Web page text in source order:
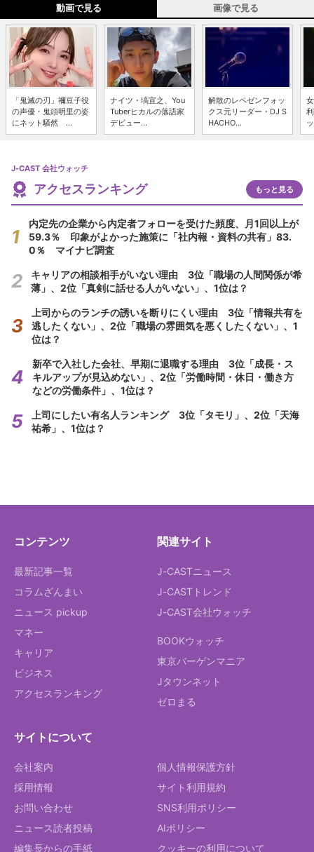
動画で見る 画像で見る
「鬼滅の刃」禰豆子役
の声優・鬼頭明里の姿
にネット騒然 ...
ナイツ・塙宣之、You
Tuberヒカルの落語家
デビュー...
解散のレペゼンフォッ
クス元リーダー・DJ S
HACHO...
J-CAST 会社ウォッチ
アクセスランキング もっと見る
内定先の企業から内定者フォローを受けた頻度、月1回以上が
59.3％ 印象がよかった施策に「社内報・資料の共有」83.
0％ マイナビ調査
キャリアの相談相手がいない理由 3位「職場の人間関係が希
薄」、2位「真剣に話せる人がいない」、1位は？
上司からのランチの誘いを断りにくい理由 3位「情報共有を
逃したくない」、2位「職場の雰囲気を悪くしたくない」、1
位は？
新卒で入社した会社、早期に退職する理由 3位「成長・ス
キルアップが見込めない」、2位「労働時間・休日・働き方
などの労働条件」、1位は？
上司にしたい有名人ランキング 3位「タモリ」、2位「天海
祐希」、1位は？
コンテンツ
最新記事一覧
コラムざんまい
ニュース pickup
マネー
キャリア
ビジネス
アクセスランキング
関連サイト
J-CASTニュース
J-CASTトレンド
J-CAST会社ウォッチ
BOOKウォッチ
東京バーゲンマニア
Jタウンネット
ゼロまる
サイトについて
会社案内
採用情報
お問い合わせ
ニュース読者投稿
編集長からの手紙
個人情報保護方針
サイト利用規約
SNS利用ポリシー
AIポリシー
クッキーの利用について